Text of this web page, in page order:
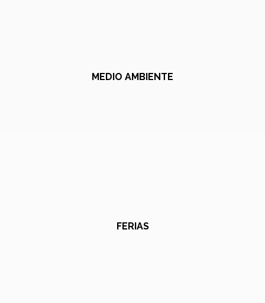
MEDIO AMBIENTE
FERIAS